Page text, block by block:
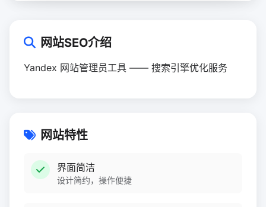
网站SEO介绍
Yandex 网站管理员工具 —— 搜索引擎优化服务
网站特性
界面简洁
设计简约，操作便捷